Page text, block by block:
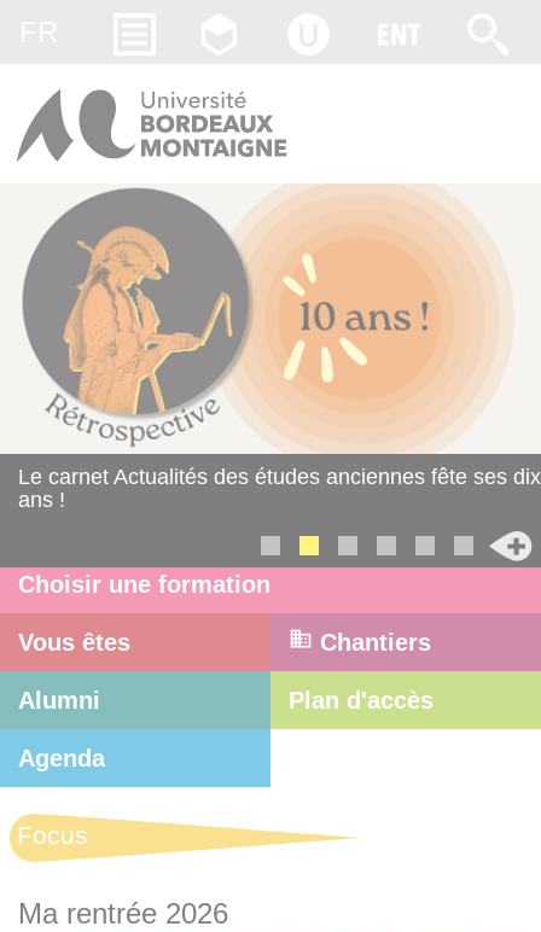
ses dix
Le CFA Bordeaux Montaigne devient
des écoles partenaires
Choisir une formation
Vous êtes Chantiers
Alumni Plan d'accès
Agenda
Focus
Ma rentrée 2026